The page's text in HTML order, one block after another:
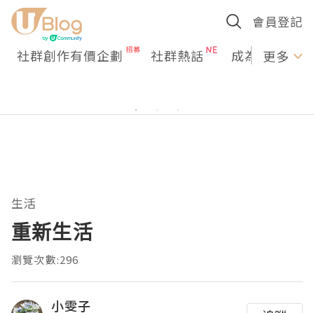
會員登記
社群創作有價企劃 社群熱話 成為U更多
生活
重新生活
瀏覽次數:296
小雯子